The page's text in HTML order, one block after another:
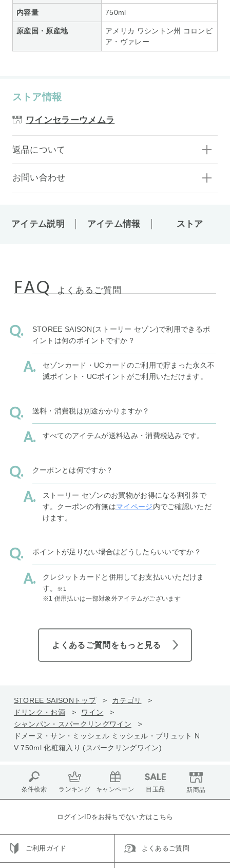
内容量 750ml
原産国・原産地
アメリカ ワシントン州 コロンビ
ア・ヴァレー
ストア情報
ワインセラーウメムラ
返品について
お問い合わせ
アイテム説明 アイテム情報 ストア
FAQ よくあるご質問
STOREE SAISON(ストーリー セゾン)で利用できるポ
イントは何のポイントですか？
セゾンカード・UCカードのご利用で貯まった永久不
滅ポイント・UCポイントがご利用いただけます。
送料・消費税は別途かかりますか？
すべてのアイテムが送料込み・消費税込みです。
クーポンとは何ですか？
ストーリー セゾンのお買物がお得になる割引券で
す。クーポンの有無はマイページ内でご確認いただ
けます。
ポイントが足りない場合はどうしたらいいですか？
クレジットカードと併用してお支払いいただけま
す。
※1
※1 併用払いは一部対象外アイテムがございます
よくあるご質問をもっと見る
STOREE SAISONトップ
カテゴリ
ドリンク・お酒
ワイン
シャンパン・スパークリングワイン
ドメーヌ・サン・ミッシェル ミッシェル・ブリュット N
V 750ml 化粧箱入り (スパークリングワイン)
条件検索 ランキング キャンペーン 目玉品 新商品
ログインIDをお持ちでない方はこちら
ご利用ガイド よくあるご質問